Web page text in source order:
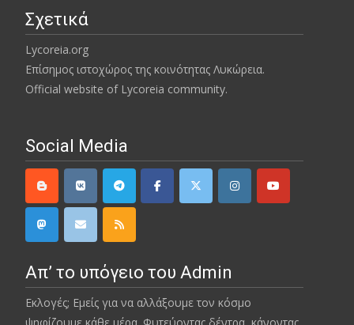
Σχετικά
Lycoreia.org
Επίσημος ιστοχώρος της κοινότητας Λυκώρεια.
Official website of Lycoreia community.
Social Media
Απ’ το υπόγειο του Admin
Εκλογές; Εμείς για να αλλάξουμε τον κόσμο